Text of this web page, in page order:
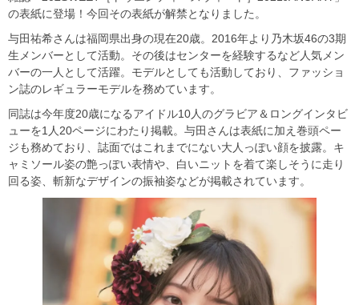
の表紙に登場！今回その表紙が解禁となりました。
与田祐希さんは福岡県出身の現在20歳。2016年より乃木坂46の3期
生メンバーとして活動。その後はセンターを経験するなど人気メン
バーの一人として活躍。モデルとしても活動しており、ファッショ
ン誌のレギュラーモデルを務めています。
同誌は今年度20歳になるアイドル10人のグラビア＆ロングインタビ
ューを1人20ページにわたり掲載。与田さんは表紙に加え巻頭ペー
ジも務めており、誌面ではこれまでにない大人っぽい顔を披露。キ
ャミソール姿の艶っぽい表情や、白いニットを着て楽しそうに走り
回る姿、斬新なデザインの振袖姿などが掲載されています。